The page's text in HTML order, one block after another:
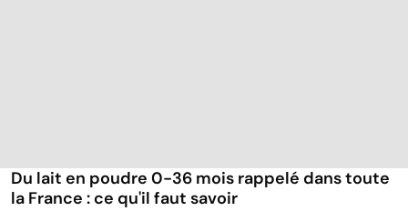
Du lait en poudre 0-36 mois rappelé dans toute
la France : ce qu'il faut savoir